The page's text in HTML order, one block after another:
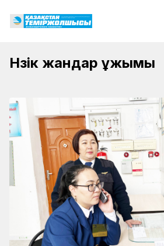
Нәзік жандар ұжымы